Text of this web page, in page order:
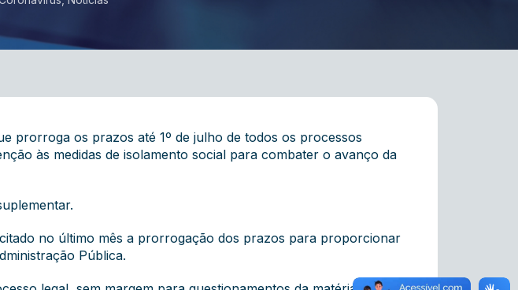
prorroga os prazos até 1º de julho de todos os processos
às medidas de isolamento social para combater o avanço da
no último mês a prorrogação dos prazos para proporcionar
Pública.